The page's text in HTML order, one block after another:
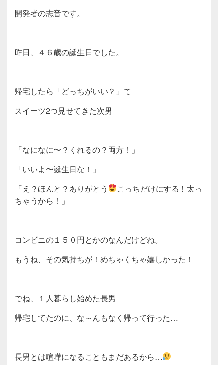
開発者の志音です。
昨日、４６歳の誕生日でした。
帰宅したら「どっちがいい？」て
スイーツ2つ見せてきた次男
「なになに〜？くれるの？両方！」
「いいよ〜誕生日な！」
「え？ほんと？ありがとう
こっちだけにする！太っ
ちゃうから！」
コンビニの１５０円とかのなんだけどね。
もうね、その気持ちが！めちゃくちゃ嬉しかった！
でね、１人暮らし始めた長男
帰宅してたのに、な～んもなく帰って行った…
長男とは喧嘩になることもまだあるから…